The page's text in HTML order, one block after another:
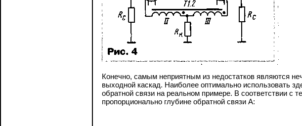
Конечно, самым неприятным из недостатков являются
выходной каскад. Наиболее оптимально использовать
обратной связи на реальном примере. В соответствии с
пропорционально глубине обратной связи А: